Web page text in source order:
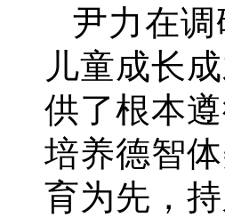
尹力在
儿童成长
供了根本
培养德智
育为先，